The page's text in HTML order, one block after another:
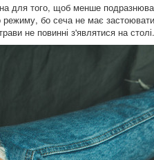
для того, щоб менше
режиму, бо сеча не має
не повинні з'являтися на столі.